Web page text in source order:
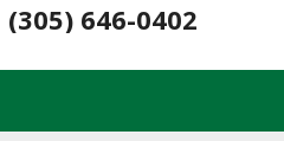
(305) 646-0402